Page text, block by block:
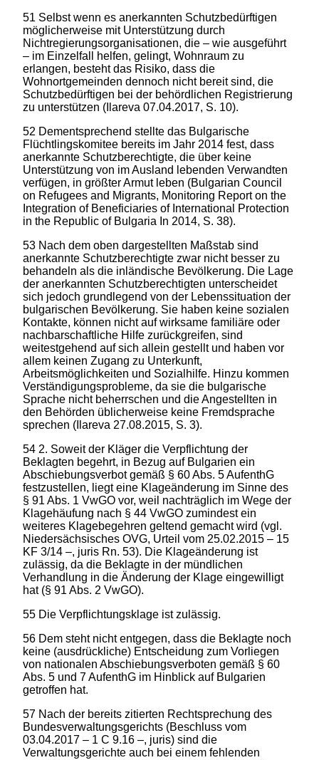
51 Selbst wenn es anerkannten Schutzbedürftigen
möglicherweise mit Unterstützung durch
Nichtregierungsorganisationen, die – wie ausgeführt
– im Einzelfall helfen, gelingt, Wohnraum zu
erlangen, besteht das Risiko, dass die
Wohnortgemeinden dennoch nicht bereit sind, die
Schutzbedürftigen bei der behördlichen Registrierung
zu unterstützen (Ilareva 07.04.2017, S. 10).
52 Dementsprechend stellte das Bulgarische
Flüchtlingskomitee bereits im Jahr 2014 fest, dass
anerkannte Schutzberechtigte, die über keine
Unterstützung von im Ausland lebenden Verwandten
verfügen, in größter Armut leben (Bulgarian Council
on Refugees and Migrants, Monitoring Report on the
Integration of Beneficiaries of International Protection
in the Republic of Bulgaria In 2014, S. 38).
53 Nach dem oben dargestellten Maßstab sind
anerkannte Schutzberechtigte zwar nicht besser zu
behandeln als die inländische Bevölkerung. Die Lage
der anerkannten Schutzberechtigten unterscheidet
sich jedoch grundlegend von der Lebenssituation der
bulgarischen Bevölkerung. Sie haben keine sozialen
Kontakte, können nicht auf wirksame familiäre oder
nachbarschaftliche Hilfe zurückgreifen, sind
weitestgehend auf sich allein gestellt und haben vor
allem keinen Zugang zu Unterkunft,
Arbeitsmöglichkeiten und Sozialhilfe. Hinzu kommen
Verständigungsprobleme, da sie die bulgarische
Sprache nicht beherrschen und die Angestellten in
den Behörden üblicherweise keine Fremdsprache
sprechen (Ilareva 27.08.2015, S. 3).
54 2. Soweit der Kläger die Verpflichtung der
Beklagten begehrt, in Bezug auf Bulgarien ein
Abschiebungsverbot gemäß § 60 Abs. 5 AufenthG
festzustellen, liegt eine Klageänderung im Sinne des
§ 91 Abs. 1 VwGO vor, weil nachträglich im Wege der
Klagehäufung nach § 44 VwGO zumindest ein
weiteres Klagebegehren geltend gemacht wird (vgl.
Niedersächsisches OVG, Urteil vom 25.02.2015 – 15
KF 3/14 –, juris Rn. 53). Die Klageänderung ist
zulässig, da die Beklagte in der mündlichen
Verhandlung in die Änderung der Klage eingewilligt
hat (§ 91 Abs. 2 VwGO).
55 Die Verpflichtungsklage ist zulässig.
56 Dem steht nicht entgegen, dass die Beklagte noch
keine (ausdrückliche) Entscheidung zum Vorliegen
von nationalen Abschiebungsverboten gemäß § 60
Abs. 5 und 7 AufenthG im Hinblick auf Bulgarien
getroffen hat.
57 Nach der bereits zitierten Rechtsprechung des
Bundesverwaltungsgerichts (Beschluss vom
03.04.2017 – 1 C 9.16 –, juris) sind die
Verwaltungsgerichte auch bei einem fehlenden